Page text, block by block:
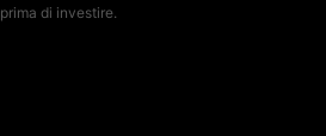
prima di investire.